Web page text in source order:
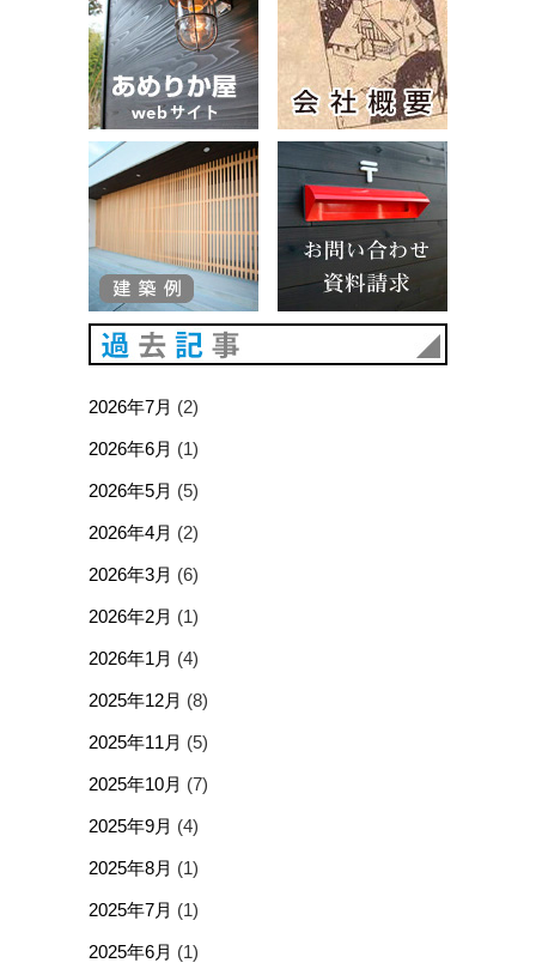
2026年7月 (2)
2026年6月 (1)
2026年5月 (5)
2026年4月 (2)
2026年3月 (6)
2026年2月 (1)
2026年1月 (4)
2025年12月 (8)
2025年11月 (5)
2025年10月 (7)
2025年9月 (4)
2025年8月 (1)
2025年7月 (1)
2025年6月 (1)